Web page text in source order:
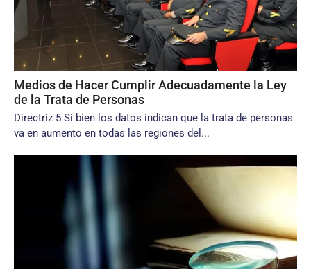
Medios de Hacer Cumplir Adecuadamente la Ley
de la Trata de Personas
Directriz 5 Si bien los datos indican que la trata de personas
va en aumento en todas las regiones del...